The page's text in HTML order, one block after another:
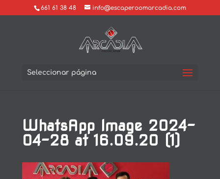
661 61 38 48 info@escaperoomarcadia.com
Seleccionar página
WhatsApp Image 2024-
04-28 at 16.09.20 (1)